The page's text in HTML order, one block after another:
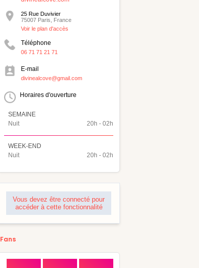
25 Rue Duvivier
75007 Paris, France
Voir le plan d'accès
Téléphone
06 71 71 21 71
E-mail
divinealcove@gmail.com
Horaires d'ouverture
SEMAINE
Nuit
20h - 02h
WEEK-END
Nuit
20h - 02h
Vous devez être connecté pour
accéder à cette fonctionnalité
Fans